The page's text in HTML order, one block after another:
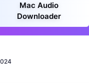
Mac Audio
Downloader